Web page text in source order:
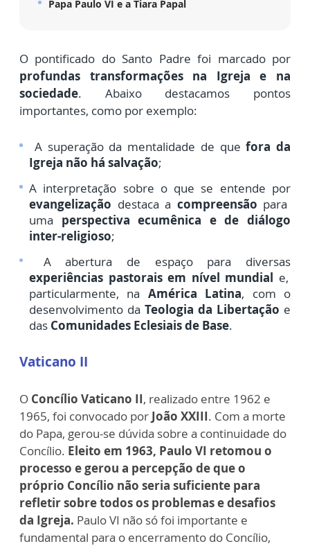
Papa Paulo VI e a Tiara Papal
O pontificado do Santo Padre foi marcado por
profundas transformações na Igreja e na
sociedade. Abaixo destacamos pontos
importantes, como por exemplo:
A superação da mentalidade de quefora da
Igreja não há salvação;
A interpretação sobre o que se entende por
evangelização destaca a compreensão para
uma perspectiva ecumênica e de diálogo
inter-religioso;
A abertura de espaço para diversas
experiências pastorais em nível mundial e,
particularmente, na América Latina, com o
desenvolvimento da Teologia da Libertação e
das Comunidades Eclesiais de Base.
Vaticano II
O Concílio Vaticano II, realizado entre 1962 e
1965, foi convocado por João XXIII. Com a morte
do Papa, gerou-se dúvida sobre a continuidade do
Concílio. Eleito em 1963, Paulo VI retomou o
processo e gerou a percepção de que o
próprio Concílio não seria suficiente para
refletir sobre todos os problemas e desafios
da Igreja. Paulo VI não só foi importante e
fundamental para o encerramento do Concílio,